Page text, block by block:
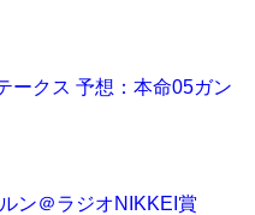
ークス 予想：本命05ガン
ン＠ラジオNIKKEI賞